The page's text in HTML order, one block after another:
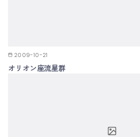
2009-10-21
オリオン座流星群